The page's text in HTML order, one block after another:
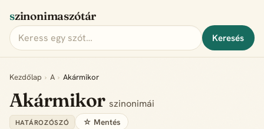
szinonimaszótár
Keresés
Kezdőlap › A › Akármikor
Akármikor szinonimái
HATÁROZÓSZÓ ☆ Mentés